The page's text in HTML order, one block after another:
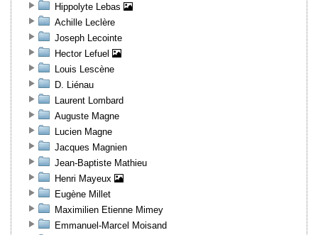
Hippolyte Lebas
Achille Leclère
Joseph Lecointe
Hector Lefuel
Louis Lescène
D. Liénau
Laurent Lombard
Auguste Magne
Lucien Magne
Jacques Magnien
Jean-Baptiste Mathieu
Henri Mayeux
Eugène Millet
Maximilien Etienne Mimey
Emmanuel-Marcel Moisand